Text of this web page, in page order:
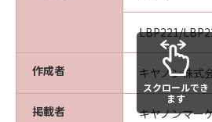
LBP221/
作成者 キヤノン株式
掲載者 キヤノンマー
スクロールでき
ます